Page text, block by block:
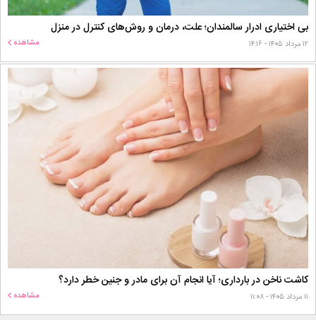
بی اختیاری ادرار سالمندان؛ علت، درمان و روش‌های کنترل در منزل
۱۲ مرداد ۱۴۰۵ - ۱۴:۱۶ مشاهده
کاشت ناخن در بارداری؛ آیا انجام آن برای مادر و جنین خطر دارد؟
۱۱ مرداد ۱۴۰۵ - ۱۱:۰۸ مشاهده